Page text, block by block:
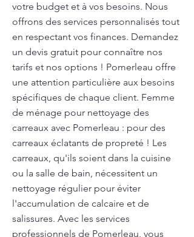
votre budget et à vos besoins. Nous
offrons des services personnalisés tout
en respectant vos finances. Demandez
un devis gratuit pour connaître nos
tarifs et nos options ! Pomerleau offre
une attention particulière aux besoins
spécifiques de chaque client. Femme
de ménage pour nettoyage des
carreaux avec Pomerleau : pour des
carreaux éclatants de propreté ! Les
carreaux, qu'ils soient dans la cuisine
ou la salle de bain, nécessitent un
nettoyage régulier pour éviter
l'accumulation de calcaire et de
salissures. Avec les services
professionnels de Pomerleau, vous